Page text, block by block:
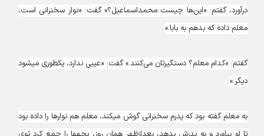
درآورد، گفتم: «این‌ها چیست محمداسماعیل؟» گفت: «نوار سخنرانی است،
معلم داده که بدهم به بابا.»
گفتم: «کدام معلم؟ دستگیرتان می‌کنند.» گفت: «عیبی ندارد، یک‎طوری می‎شود
دیگر.»
به معلم گفته بود که پدرم سخنرانی گوش می‏کند، معلم هم نوارها را داده بود